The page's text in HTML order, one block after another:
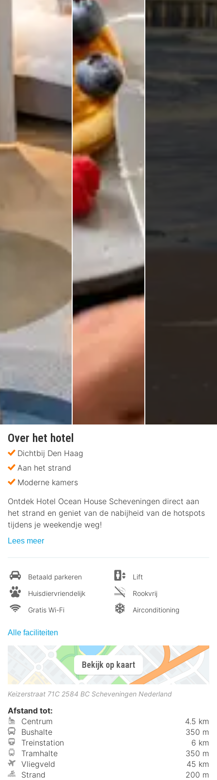
Over het hotel
Dichtbij Den Haag
Aan het strand
Moderne kamers
Ontdek Hotel Ocean House Scheveningen direct aan
het strand en geniet van de nabijheid van de hotspots
tijdens je weekendje weg!
Lees meer
Betaald parkeren
Huisdiervriendelijk
Gratis Wi-Fi
Lift
Rookvrij
Airconditioning
Alle faciliteiten
Bekijk op kaart
Keizerstraat 71C 2584 BC Scheveningen Nederland
Afstand tot:
Centrum
4.5 km
Bushalte
350 m
Treinstation
6 km
Tramhalte
350 m
Vliegveld
45 km
Strand
200 m